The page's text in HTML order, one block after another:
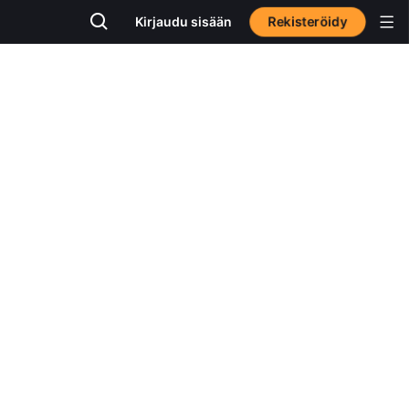
Kirjaudu sisään Rekisteröidy